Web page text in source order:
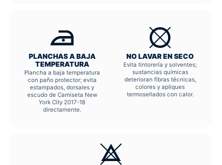
PLANCHAS A BAJA
TEMPERATURA
Plancha a baja temperatura
con paño protector; evita
estampados, dorsales y
escudo de Camiseta New
York City 2017-18
directamente.
NO LAVAR EN SECO
Evita tintorería y solventes;
sustancias químicas
deterioran fibras técnicas,
colores y apliques
termosellados con calor.